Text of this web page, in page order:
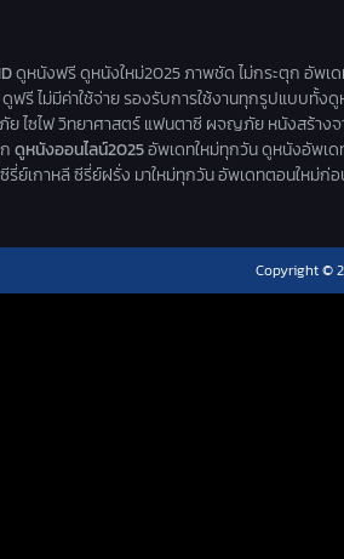
ดูหนังฟรี ดูหนังใหม่2025 ภาพชัด ไม่กระตุก อัพเ
ฟรี ไม่มีค่าใช้จ่าย รองรับการใช้งานทุกรูปแบบทั้
ไซไฟ วิทยาศาสตร์ แฟนตาซี ผจญภัย หนังสร้างจ
ดูหนังออนไลน์2025อัพเดทใหม่ทุกวัน ดูหนังอัพเด
ซีรี่ย์เกาหลี ซีรี่ย์ฝรั่ง มาใหม่ทุกวัน อัพเดทตอนใหม่ก่
Copyright ©